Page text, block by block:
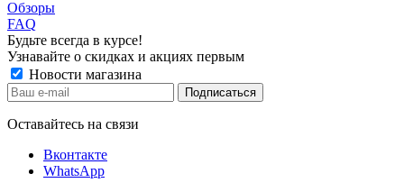
Обзоры
FAQ
Будьте всегда в курсе!
Узнавайте о скидках и акциях первым
Новости магазина
Оставайтесь на связи
Вконтакте
WhatsApp